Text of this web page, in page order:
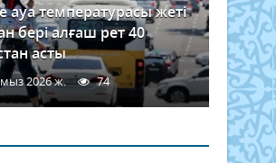
ауа температурасы жеті
бері алғаш рет 40
асты
2026 ж. 74